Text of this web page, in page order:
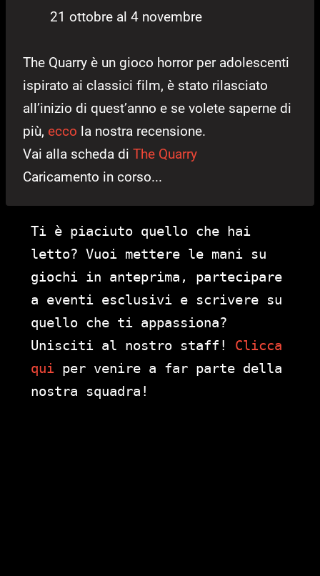
21 ottobre al 4 novembre
The Quarry è un gioco horror per adolescenti
ispirato ai classici film, è stato rilasciato
all’inizio di quest’anno e se volete saperne di
più, ecco la nostra recensione.
Vai alla scheda di The Quarry
Caricamento in corso...
Ti è piaciuto quello che hai
letto? Vuoi mettere le mani su
giochi in anteprima, partecipare
a eventi esclusivi e scrivere su
quello che ti appassiona?
Unisciti al nostro staff! Clicca
qui per venire a far parte della
nostra squadra!